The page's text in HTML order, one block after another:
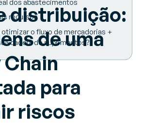
distribuição:
de uma
para
riscos
dos abastecimentos
recursos
otimizar o fluxo de mercadorias +
cadeia de suprimentos?